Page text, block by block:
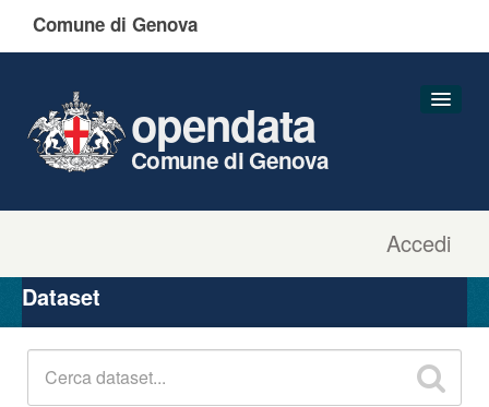
Comune di Genova
Accedi
opendata
Comune di Genova
Organizzazioni
Gruppi
Dataset